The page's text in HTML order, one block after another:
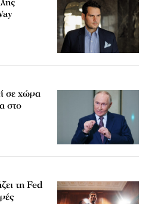
σε χώρα
στο
τη Fed